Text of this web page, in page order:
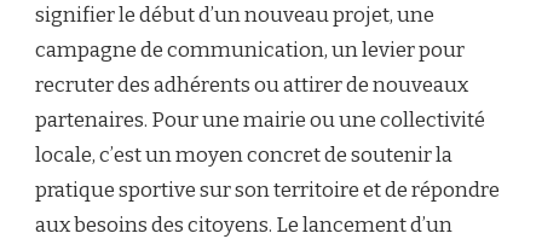
signifier le début d’un nouveau projet, une
campagne de communication, un levier pour
recruter des adhérents ou attirer de nouveaux
partenaires. Pour une mairie ou une collectivité
locale, c’est un moyen concret de soutenir la
pratique sportive sur son territoire et de répondre
aux besoins des citoyens. Le lancement d’un